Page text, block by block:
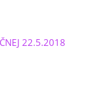
22.5.2018